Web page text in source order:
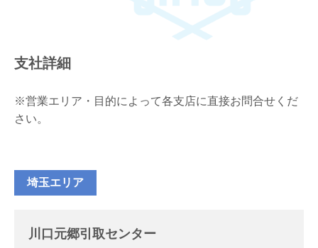
支社詳細
※営業エリア・目的によって各支店に直接お問合せくだ
さい。
埼玉エリア
川口元郷引取センター